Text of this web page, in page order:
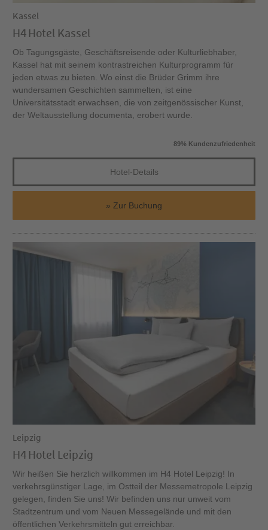
Kassel
H4 Hotel Kassel
Ob Tagungsgäste, Geschäftsreisende oder Kulturliebhaber,
Kassel hat mit seinem kontrastreichen Kulturprogramm für
jeden etwas zu bieten. Wo einst die Brüder Grimm ihre
wundersamen Geschichten sammelten, ist eine
Universitätsstadt erwachsen, die von zeitgenössischer Kunst,
der Weltausstellung documenta, erobert wurde.
89% Kundenzufriedenheit
Hotel-Details
Zur Buchung
Leipzig
H4 Hotel Leipzig
Wir heißen Sie herzlich willkommen im H4 Hotel Leipzig! In
verkehrsgünstiger Lage, im Ostteil der Messemetropole Leipzig
gelegen, finden Sie uns! Wir befinden uns nur unweit vom
Stadtzentrum und vom Neuen Messegelände und mit den
öffentlichen Verkehrsmitteln gut erreichbar.